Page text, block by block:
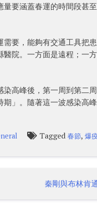
要涵蓋春運的時間段甚
要，能夠有交通工具把
院。一方面是遠程；一
高峰後，第一周到第二
」。隨著這一波感染高
Tagged春節,爆
秦剛與布林肯